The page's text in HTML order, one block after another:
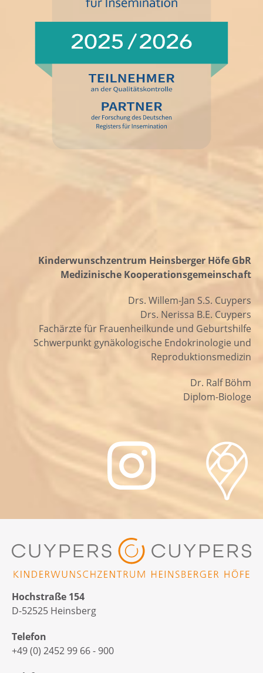
Kinderwunschzentrum Heinsberger Höfe GbR
Medizinische Kooperationsgemeinschaft
Drs. Willem-Jan S.S. Cuypers
Drs. Nerissa B.E. Cuypers
Fachärzte für Frauenheilkunde und Geburtshilfe
Schwerpunkt gynäkologische Endokrinologie und
Reproduktionsmedizin
Dr. Ralf Böhm
Diplom-Biologe
Hochstraße 154
D-52525 Heinsberg
Telefon
+49 (0) 2452 99 66 - 900